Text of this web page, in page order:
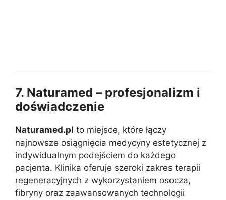
7. Naturamed – profesjonalizm i
doświadczenie
Naturamed.pl to miejsce, które łączy
najnowsze osiągnięcia medycyny estetycznej z
indywidualnym podejściem do każdego
pacjenta. Klinika oferuje szeroki zakres terapii
regeneracyjnych z wykorzystaniem osocza,
fibryny oraz zaawansowanych technologii